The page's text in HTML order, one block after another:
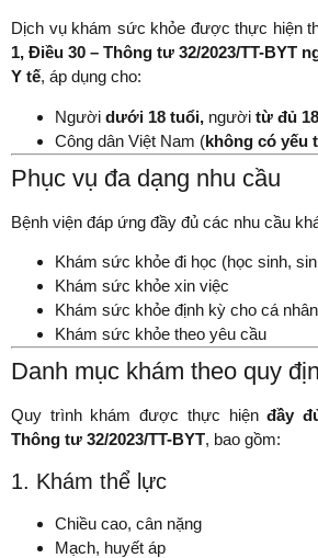
Dịch vụ khám sức khỏe được thực hiện
1, Điều 30 – Thông tư 32/2023/TT-BYT
Y tế, áp dụng cho:
Người dưới 18 tuổi, người từ đủ
Công dân Việt Nam (không có yếu
Phục vụ đa dạng nhu cầu
Bệnh viện đáp ứng đầy đủ các nhu cầu
Khám sức khỏe đi học (học sinh,
Khám sức khỏe xin việc
Khám sức khỏe định kỳ cho cá
Khám sức khỏe theo yêu cầu
Danh mục khám theo quy
Quy trình khám được thực hiệnđầy
Thông tư 32/2023/TT-BYT, bao gồm:
1. Khám thể lực
Chiều cao, cân nặng
Mạch, huyết áp